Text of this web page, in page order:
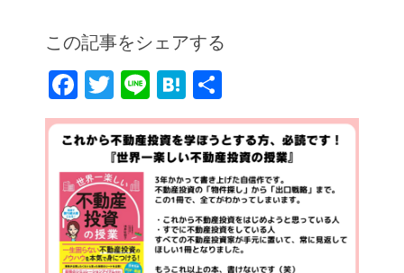
この記事をシェアする
F
a
c
e
b
o
o
T
w
itt
er
Li
n
e
H
at
e
n
a
有